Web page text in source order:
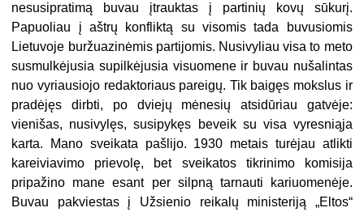
nesusipratimą buvau įtrauktas į partinių kovų sūkurį.
Papuoliau į aštrų konfliktą su visomis tada buvusiomis
Lietuvoje buržuazinėmis partijomis. Nusivyliau visa to meto
susmulkėjusia supilkėjusia visuomene ir buvau nušalintas
nuo vyriausiojo redaktoriaus pareigų. Tik baigęs mokslus ir
pradėjęs dirbti, po dviejų mėnesių atsidūriau gatvėje:
vienišas, nusivylęs, susipykęs beveik su visa vyresniąja
karta. Mano sveikata pašlijo. 1930 metais turėjau atlikti
kareiviavimo prievolę, bet sveikatos tikrinimo komisija
pripažino mane esant per silpną tarnauti kariuomenėje.
Buvau pakviestas į Užsienio reikalų ministeriją „Eltos“